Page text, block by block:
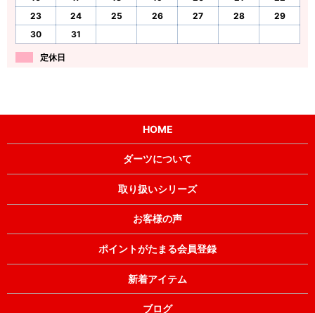
23
24 25 26 27 28
29
30
31
定休日
HOME
ダーツについて
取り扱いシリーズ
お客様の声
ポイントがたまる会員登録
新着アイテム
ブログ